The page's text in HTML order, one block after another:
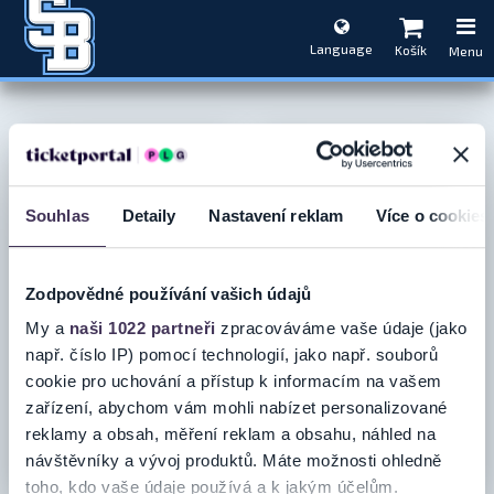
Souhlas Detaily Nastavení reklam Více o cookies
Zodpovědné používání vašich údajů
My a naši 1022 partneři zpracováváme vaše údaje (jako
např. číslo IP) pomocí technologií, jako např. souborů
cookie pro uchování a přístup k informacím na vašem
zařízení, abychom vám mohli nabízet personalizované
reklamy a obsah, měření reklam a obsahu, náhled na
návštěvníky a vývoj produktů. Máte možnosti ohledně
toho, kdo vaše údaje používá a k jakým účelům.
Menu
Košík
Language
LETNÁ VÝZVA SLOVAN+
Bratislava
HC SLOVAN BRATISLAVA
PERMANENTKA 2026/2027
31.5.2027
Bratislava